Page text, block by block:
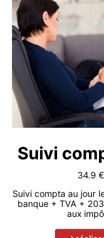
Suivi
34.9
Suivi compta au jour
banque + TVA +
aux